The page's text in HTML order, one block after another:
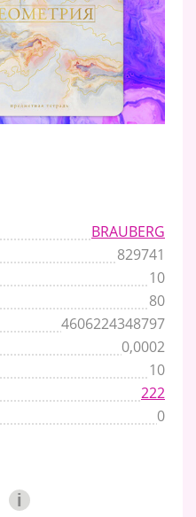
BRAUBERG
829741
10
80
4606224348797
0,0002
10
222
0
i